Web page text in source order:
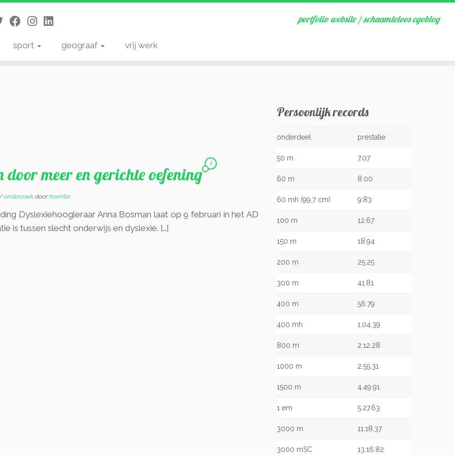
portfolio website / schaamteloos egoblog
sport geograaf vrij werk
meer en gerichte oefening
1
onderzoekdoorhoentie
Dyslexiehoogleraar Anna Bosman laat op 9 februari in het AD
is tussen slecht onderwijs en dyslexie. […]
Persoonlijk records
onderdeel prestatie
50 m 7.07
60 m 8.00
60 mh (99,7 cm) 9.83
100 m 12.67
150 m 18.94
200 m 25.25
300 m 41.81
400 m 56.79
400 mh 1.04.39
800 m 2.12.28
1000 m 2.55.31
1500 m 4.49.91
1 em 5.27.63
3000 m 11.18.37
3000 mSC 13.16.82